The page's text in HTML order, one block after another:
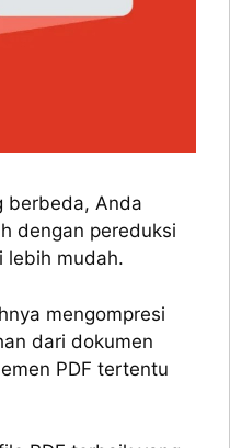
berbeda, Anda
dengan pereduksi
lebih mudah.
mengompresi
dari dokumen
PDF tertentu